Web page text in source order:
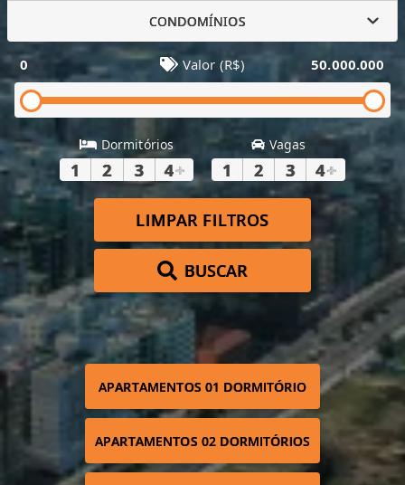
CONDOMÍNIOS
0 Valor (R$) 50.000.000
Dormitórios
1 2 3 4+
Vagas
1 2 3 4+
LIMPAR FILTROS
BUSCAR
APARTAMENTOS 01 DORMITÓRIO
APARTAMENTOS 02 DORMITÓRIOS